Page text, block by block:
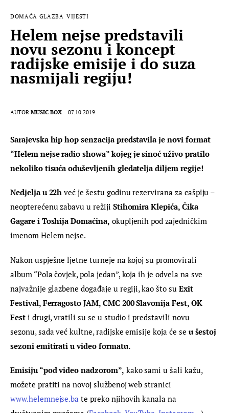
DOMAĆA GLAZBA VIJESTI
Helem nejse predstavili
novu sezonu i koncept
radijske emisije i do suza
nasmijali regiju!
AUTOR MUSIC BOX 07.10.2019.
Sarajevska hip hop senzacija predstavila je novi format
“Helem nejse radio showa” kojeg je sinoć uživo pratilo
nekoliko tisuća oduševljenih gledatelja diljem regije!
Nedjelja u 22h već je šestu godinu rezervirana za cašpiju –
neopterećenu zabavu u režiji Stihomira Klepića, Čika
Gagare i Toshija Domaćina, okupljenih pod zajedničkim
imenom Helem nejse.
Nakon uspješne ljetne turneje na kojoj su promovirali
album “Pola čovjek, pola jedan”, koja ih je odvela na sve
najvažnije glazbene događaje u regiji, kao što su Exit
Festival, Ferragosto JAM, CMC 200 Slavonija Fest, OK
Fest i drugi, vratili su se u studio i predstavili novu
sezonu, sada već kultne, radijske emisije koja će se u šestoj
sezoni emitirati u video formatu.
Emisiju “pod video nadzorom”, kako sami u šali kažu,
možete pratiti na novoj službenoj web stranici
www.helemnejse.ba te preko njihovih kanala na